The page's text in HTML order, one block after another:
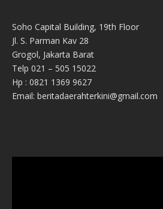
Soho Capital Building, 19th Floor
Jl. S. Parman Kav 28
Grogol, Jakarta Barat
Telp 021 – 505 15022
Hp : 0821 1369 9627
Email: beritadaerahterkini@gmail.com